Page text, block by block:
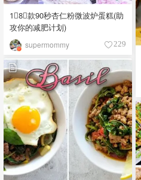
1⃣️8⃣️款90秒杏仁粉微波炉蛋糕(助
攻你的减肥计划)
supermommy 229